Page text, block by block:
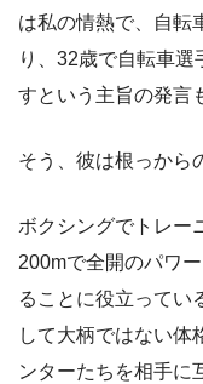
は私の情熱で、自転
り、32歳で自転車
すという主旨の発言
そう、彼は根っから
ボクシングでトレー
200mで全開のパワ
ることに役立ってい
して大柄ではない体
ンターたちを相手に